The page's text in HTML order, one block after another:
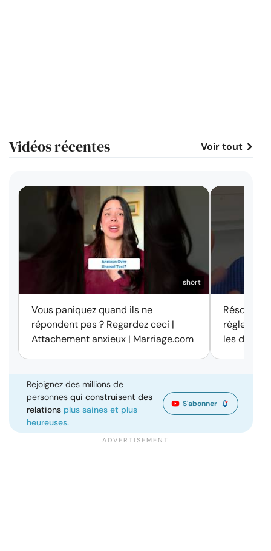
Vidéos récentes Voir tout
short
Vous paniquez quand ils ne
répondent pas ? Regardez ceci |
Attachement anxieux | Marriage.com
règle des
les
Rejoignez des millions de
personnesqui construisent des
relations plus saines et plus
heureuses.
S'abonner